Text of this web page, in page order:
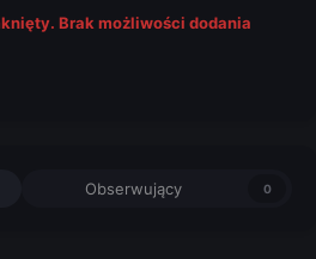
Brak możliwości dodania
Obserwujący 0